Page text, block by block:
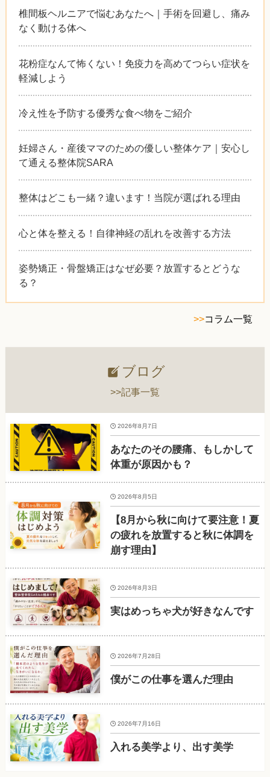
椎間板ヘルニアで悩むあなたへ｜手術を回避し、痛み
なく動ける体へ
花粉症なんて怖くない！免疫力を高めてつらい症状を
軽減しよう
冷え性を予防する優秀な食べ物をご紹介
妊婦さん・産後ママのための優しい整体ケア｜安心し
て通える整体院SARA
整体はどこも一緒？違います！当院が選ばれる理由
心と体を整える！自律神経の乱れを改善する方法
姿勢矯正・骨盤矯正はなぜ必要？放置するとどうな
る？
>>コラム一覧
ブログ
>>記事一覧
あなたのその腰痛、もしかして
体重が原因かも？
2026年8月7日
【8月から秋に向けて要注意！夏
の疲れを放置すると秋に体調を
崩す理由】
2026年8月5日
実はめっちゃ犬が好きなんです
2026年8月3日
僕がこの仕事を選んだ理由
2026年7月28日
入れる美学より、出す美学
2026年7月16日